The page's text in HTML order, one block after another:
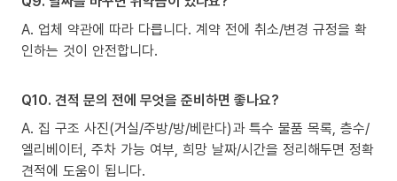
A. 업체 약관에 따라 다릅니다. 계약 전에 취소/변경 규정을 확
인하는 것이 안전합니다.
Q10. 견적 문의 전에 무엇을 준비하면 좋나요?
A. 집 구조 사진(거실/주방/방/베란다)과 특수 물품 목록, 층수/
엘리베이터, 주차 가능 여부, 희망 날짜/시간을 정리해두면 정확
견적에 도움이 됩니다.